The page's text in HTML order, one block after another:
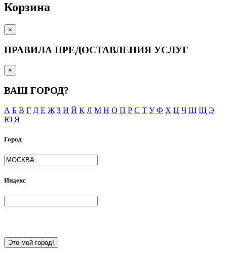
Корзина
×
ПРАВИЛА ПРЕДОСТАВЛЕНИЯ УСЛУГ
×
ВАШ ГОРОД?
А Б В Г Д Е Ж З И Й К Л М Н О П Р С Т У Ф Х Ц Ч Ш Щ Э
Ю Я
Город
Индекс
Это мой город!